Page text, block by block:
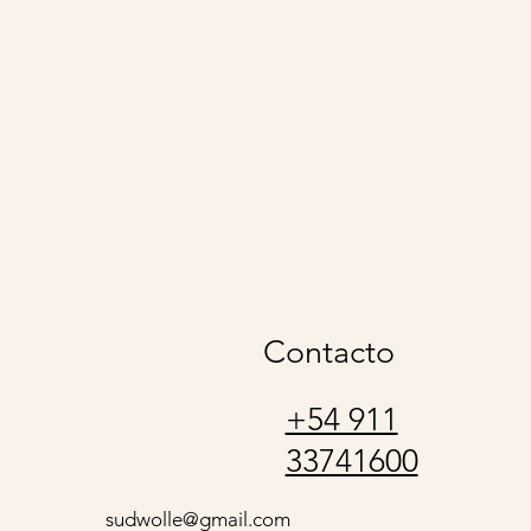
Contacto
+54 911
33741600
sudwolle@gmail.com